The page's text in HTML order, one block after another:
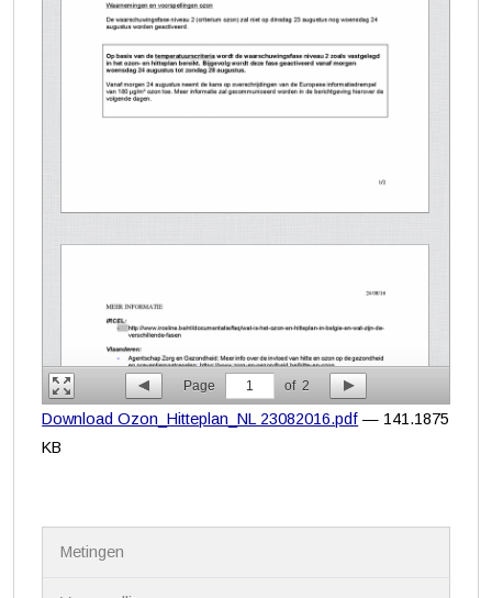
Page 1 of 2
Download Ozon_Hitteplan_NL 23082016.pdf — 141.1875
KB
Metingen